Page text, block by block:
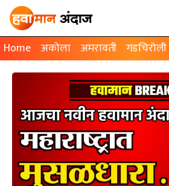
Home अकोला अमरावती गडचिरोली